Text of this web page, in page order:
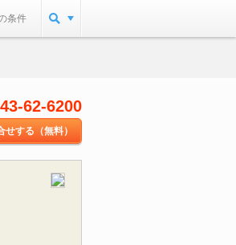
条件
62-6200
せする（無料）